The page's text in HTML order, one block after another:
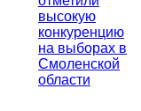
высокую
конкуренцию
на выборах в
Смоленской
области